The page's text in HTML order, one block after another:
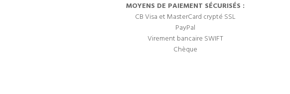
MOYENS DE PAIEMENT SÉCURISÉS :
CB Visa et MasterCard crypté SSL
PayPal
Virement bancaire SWIFT
Chèque